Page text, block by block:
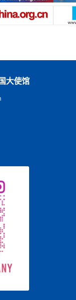
大使馆